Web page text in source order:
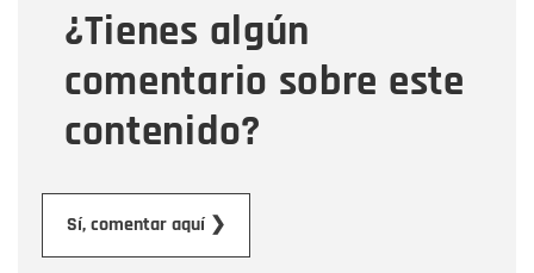
¿Tienes algún
comentario sobre este
contenido?
Sí, comentar aquí ❯
Mensaje